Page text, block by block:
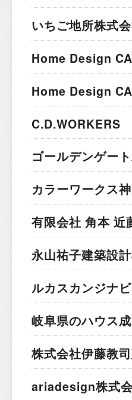
いちご地所株式
Home Design
Home Design
ゴールデンゲー
カラーワークス
有限会社 角本
永山祐子建築設計
ルカスカンジナ
岐阜県のハウス
株式会社伊藤教
ariadesign株式